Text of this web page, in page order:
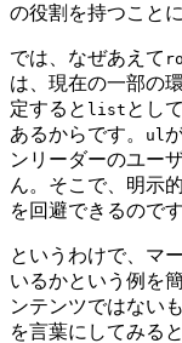
の役割を持つこと
では、なぜあえて
は、現在の一部の
定すると list とし
あるからです。
ul
ンリーダーのユー
ん。そこで、明示
を回避できるのです
というわけで、マ
いるかという例を
ンテンツではない
を言葉にしてみる